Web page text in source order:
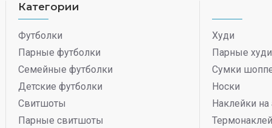
Категории
Футболки
Парные футболки
Семейные футболки
Детские футболки
Свитшоты
Парные свитшоты
Худи
Парные худи
Сумки
Носки
Наклейки на